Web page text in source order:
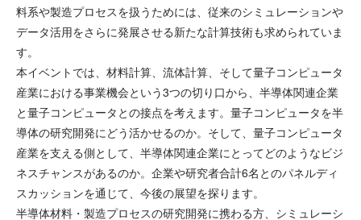
料系や製造プロセスを扱うためには、従来のシミュレーションや
データ活用をさらに発展させる新たな計算技術も求められていま
す。
本イベントでは、材料計算、流体計算、そして量子コンピュータ
産業における事業機会という3つの切り口から、半導体関連企業
と量子コンピュータとの接点を考えます。量子コンピュータを半
導体の研究開発にどう活かせるのか。そして、量子コンピュータ
産業を支える側として、半導体関連企業にとってどのようなビジ
ネスチャンスがあるのか。企業や研究者合計6名とのパネルディ
スカッションを通じて、今後の展望を探ります。
半導体材料・製造プロセスの研究開発に携わる方、シミュレーシ